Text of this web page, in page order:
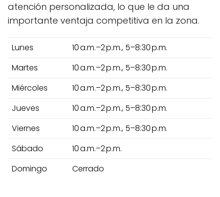
atención personalizada, lo que le da una
importante ventaja competitiva en la zona.
Lunes
10 a.m.–2 p.m., 5–8:30 p.m.
Martes
10 a.m.–2 p.m., 5–8:30 p.m.
Miércoles
10 a.m.–2 p.m., 5–8:30 p.m.
Jueves
10 a.m.–2 p.m., 5–8:30 p.m.
Viernes
10 a.m.–2 p.m., 5–8:30 p.m.
Sábado
10 a.m.–2 p.m.
Domingo
Cerrado